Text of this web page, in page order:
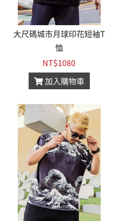
大尺碼城市月球印花短袖T
恤
NT$1080
加入購物車